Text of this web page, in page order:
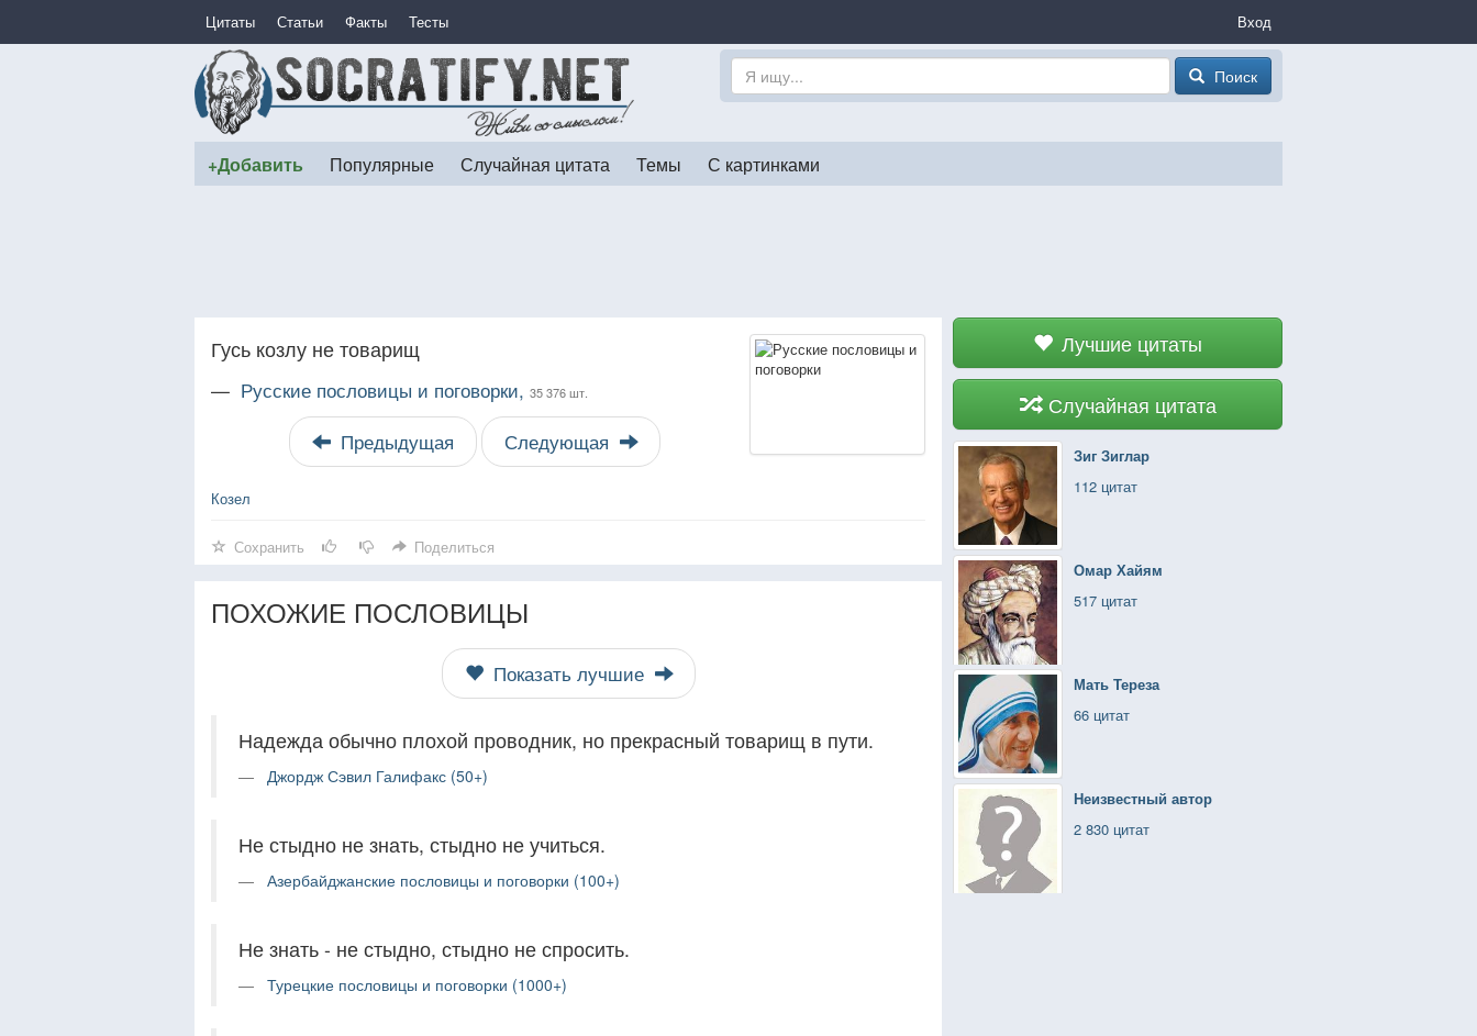
Цитаты Статьи Факты Тесты Вход
Поиск
+Добавить Популярные Случайная цитата Темы С картинками
Лучшие цитаты
Случайная цитата
Зиг Зиглар
112 цитат
Омар Хайям
517 цитат
Мать Тереза
66 цитат
Неизвестный автор
2 830 цитат
Гусь козлу не товарищ
— Русские пословицы и поговорки, 35 376 шт.
Предыдущая Следующая
Козел
Сохранить Поделиться
ПОХОЖИЕ ПОСЛОВИЦЫ
Показать лучшие
Надежда обычно плохой проводник, но прекрасный товарищ в пути.
Джордж Сэвил Галифакс (50+)
Не стыдно не знать, стыдно не учиться.
Азербайджанские пословицы и поговорки (100+)
Не знать - не стыдно, стыдно не спросить.
Турецкие пословицы и поговорки (1000+)